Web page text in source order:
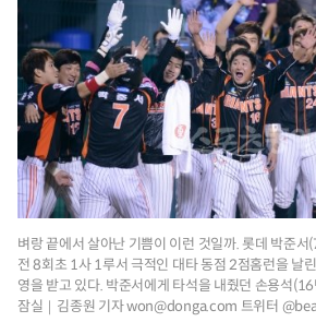
벼랑 끝에서 살아난 기쁨이 이런 것일까. 롯데 박준
전 8회초 1사 1루서 극적인 대타 동점 2점홈런을 날
영을 받고 있다. 박준서에게 타석을 내줬던 손용석
잠실｜김종원 기자 won@donga.com 트위터